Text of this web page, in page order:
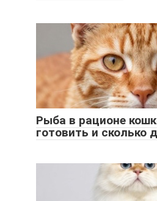
Рыба в рационе
готовить и сколько